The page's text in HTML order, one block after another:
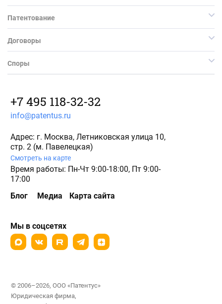
Патентование
Договоры
Споры
+7 495 118-32-32
info@patentus.ru
Адрес: г. Москва, Летниковская улица 10,
стр. 2 (м. Павелецкая)
Смотреть на карте
Время работы: Пн-Чт 9:00-18:00, Пт 9:00-
17:00
Блог
Медиа Карта сайта
Мы в соцсетях
© 2006–2026, ООО «Патентус»
Юридическая фирма,